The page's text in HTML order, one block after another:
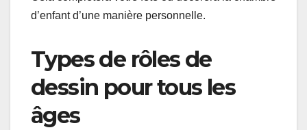
d’enfant d’une manière personnelle.
Types de rôles de
dessin pour tous les
âges